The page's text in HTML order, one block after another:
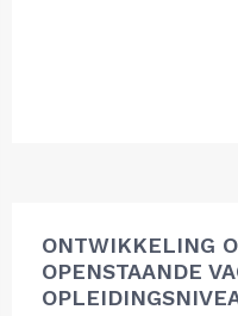
ONTWIKKELING
OPENSTAANDE